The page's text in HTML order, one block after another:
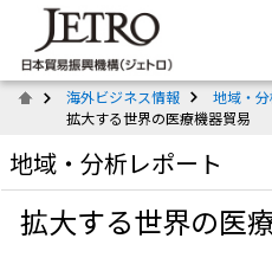
海外ビジネス情報
地域・
拡大する世界の医療機器貿易
地域・分析レポート
拡大する世界の医